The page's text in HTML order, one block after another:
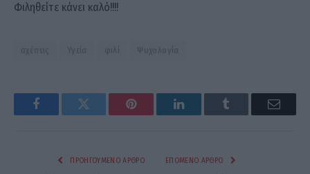
Φιληθείτε κάνει καλό!!!!
σχέσεις Υγεία φιλί Ψυχολογία
FacebookTwitter Pinterest LinkedInTumblr Email
ΠΡΟΗΓΟΎΜΕΝΟ ΆΡΘΡΟ ΕΠΌΜΕΝΟ ΆΡΘΡΟ